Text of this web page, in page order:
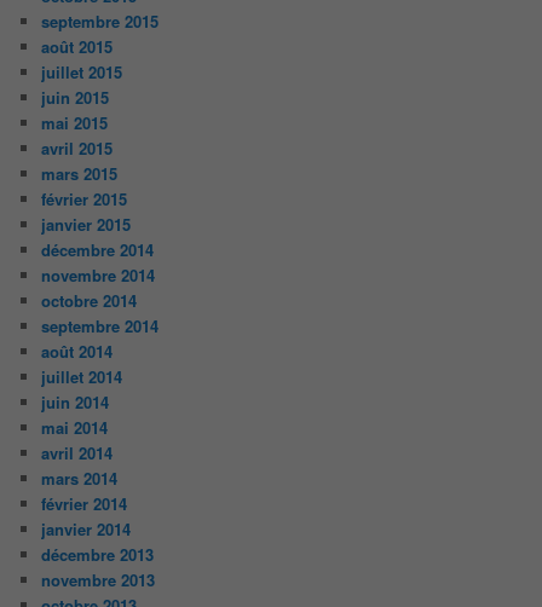
septembre 2015
août 2015
juillet 2015
juin 2015
mai 2015
avril 2015
mars 2015
février 2015
janvier 2015
décembre 2014
novembre 2014
octobre 2014
septembre 2014
août 2014
juillet 2014
juin 2014
mai 2014
avril 2014
mars 2014
février 2014
janvier 2014
décembre 2013
novembre 2013